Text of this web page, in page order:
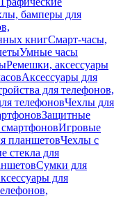
бамперы для
книгСмарт-часы,
Умные часы
Ремешки, аксессуары
Аксессуары для
для телефонов,
телефоновЧехлы для
Защитные
Игровые
планшетовЧехлы с
стекла для
Сумки для
для